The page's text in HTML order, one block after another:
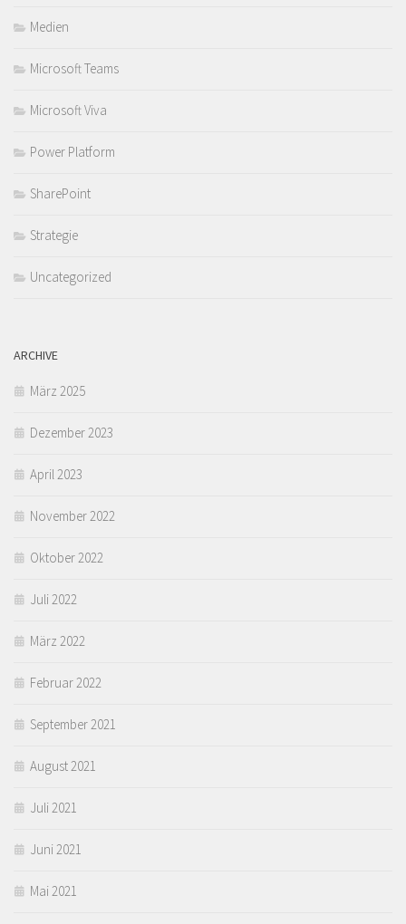
Medien
Microsoft Teams
Microsoft Viva
Power Platform
SharePoint
Strategie
Uncategorized
ARCHIVE
März 2025
Dezember 2023
April 2023
November 2022
Oktober 2022
Juli 2022
März 2022
Februar 2022
September 2021
August 2021
Juli 2021
Juni 2021
Mai 2021